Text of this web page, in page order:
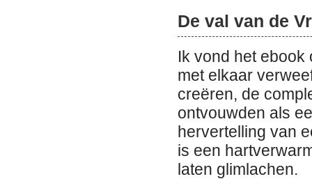
De val van de
Ik vond het
met elkaar
creëren, de
ontvouwden als
hervertelling van
is een
laten glimlachen.